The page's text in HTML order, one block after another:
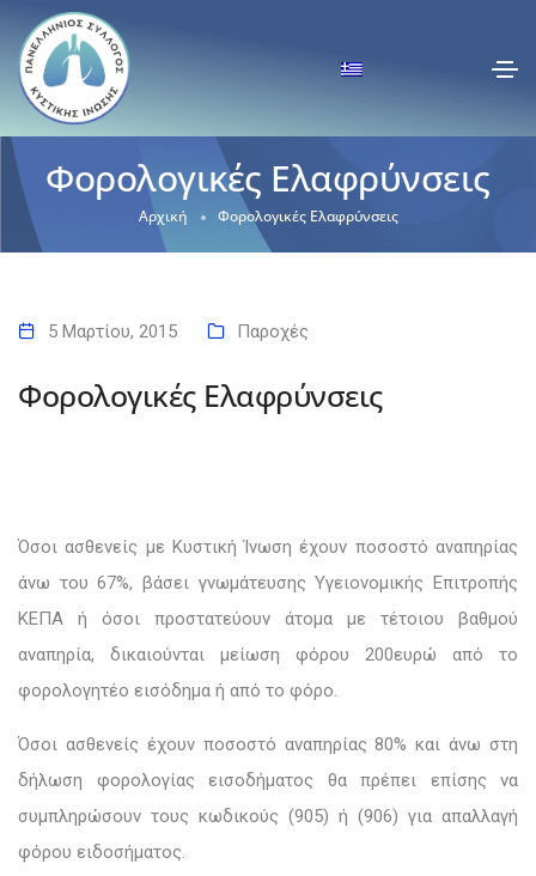
Φορολογικές Ελαφρύνσεις
Αρχική Φορολογικές Ελαφρύνσεις
5 Μαρτίου, 2015 Παροχές
Φορολογικές Ελαφρύνσεις
Όσοι ασθενείς με Κυστική Ίνωση έχουν ποσοστό αναπηρίας
άνω του 67%, βάσει γνωμάτευσης Υγειονομικής Επιτροπής
ΚΕΠΑ ή όσοι προστατεύουν άτομα με τέτοιου βαθμού
αναπηρία, δικαιούνται μείωση φόρου 200ευρώ από το
φορολογητέο εισόδημα ή από το φόρο.
Όσοι ασθενείς έχουν ποσοστό αναπηρίας 80% και άνω στη
δήλωση φορολογίας εισοδήματος θα πρέπει επίσης να
συμπληρώσουν τους κωδικούς (905) ή (906) για απαλλαγή
φόρου ειδοσήματος.